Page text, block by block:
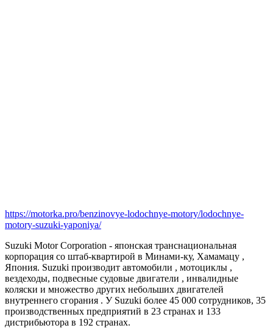
https://motorka.pro/benzinovye-lodochnye-motory/lodochnye-
motory-suzuki-yaponiya/
Suzuki Motor Corporation - японская транснациональная
корпорация со штаб-квартирой в Минами-ку, Хамамацу ,
Япония. Suzuki производит автомобили , мотоциклы ,
вездеходы, подвесные судовые двигатели , инвалидные
коляски и множество других небольших двигателей
внутреннего сгорания . У Suzuki более 45 000 сотрудников, 35
производственных предприятий в 23 странах и 133
дистрибьютора в 192 странах.